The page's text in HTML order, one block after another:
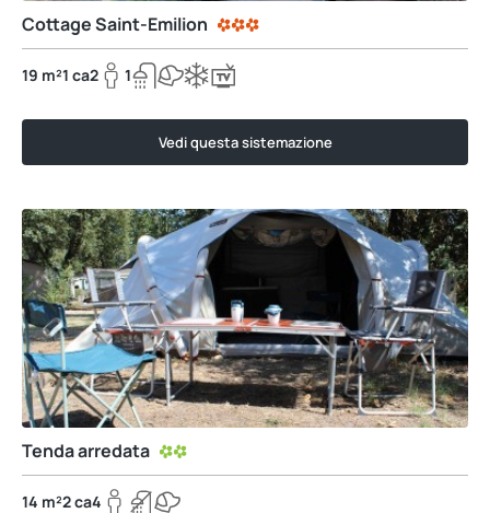
Cottage Saint-Emilion
19 m²1 ca2 1
Vedi questa sistemazione
Tenda arredata
14 m²2 ca4